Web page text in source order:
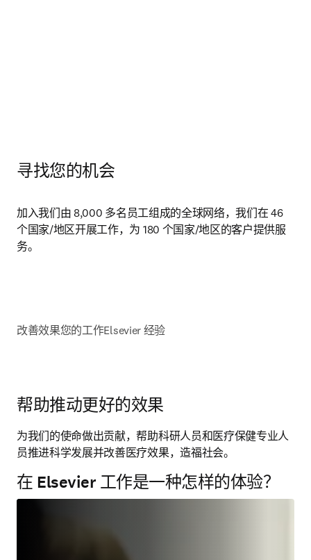
寻找您的机会
加入我们由 8,000 多名员工组成的全球网络，我们在 46
个国家/地区开展工作，为 180 个国家/地区的客户提供服
务。
改善效果您的工作Elsevier 经验
帮助推动更好的效果
为我们的使命做出贡献，帮助科研人员和医疗保健专业人
员推进科学发展并改善医疗效果，造福社会。
在 Elsevier 工作是一种怎样的体验？